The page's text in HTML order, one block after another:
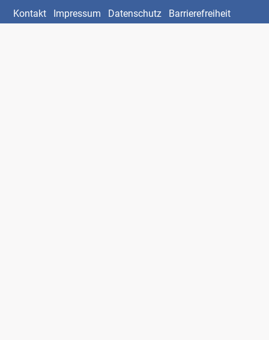
Kontakt Impressum Datenschutz Barrierefreiheit